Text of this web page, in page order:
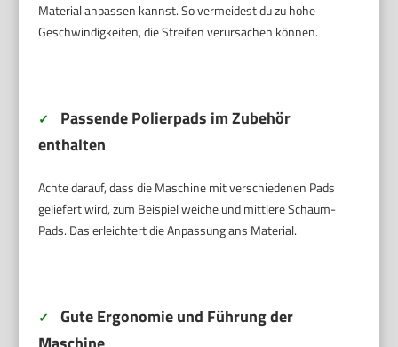
Material anpassen kannst. So vermeidest du zu hohe
Geschwindigkeiten, die Streifen verursachen können.
✓
Passende Polierpads im Zubehör
enthalten
Achte darauf, dass die Maschine mit verschiedenen Pads
geliefert wird, zum Beispiel weiche und mittlere Schaum-
Pads. Das erleichtert die Anpassung ans Material.
✓
Gute Ergonomie und Führung der